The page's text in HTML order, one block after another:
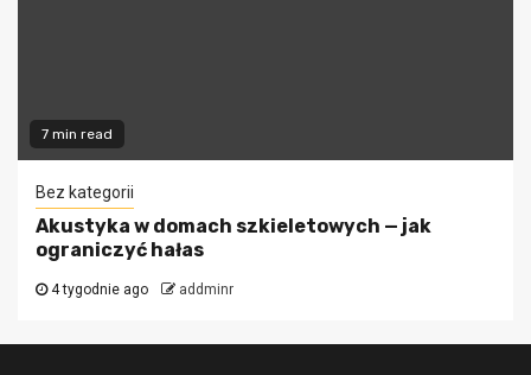
7 min read
Bez kategorii
Akustyka w domach szkieletowych — jak
ograniczyć hałas
4 tygodnie ago addminr